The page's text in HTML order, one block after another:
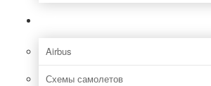
Airbus
Схемы самолетов